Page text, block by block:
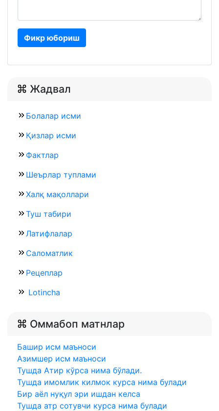
Фикр юбориш
Жадвал
Болалар исми
Қизлар исми
Фактлар
Шеърлар туплами
Халқ мақоллари
Туш табири
Латифлалар
Саломатлик
Рецеплар
Lotincha
Оммабоп матнлар
Башир исм маъноси
Азимшер исм маъноси
Тушда Атир кўрса нима бўлади.
Тушда имомлик килмок курса нима булади
Бир аёл нуқул эри ишдан келса
Тушда атр сотувчи курса нима булади